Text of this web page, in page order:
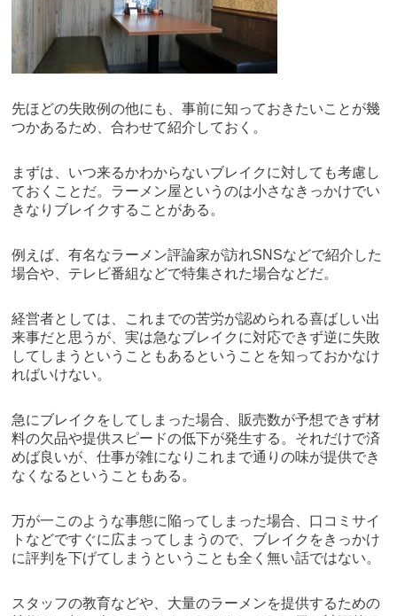
先ほどの失敗例の他にも、事前に知っておきたいことが幾
つかあるため、合わせて紹介しておく。
まずは、いつ来るかわからないブレイクに対しても考慮し
ておくことだ。ラーメン屋というのは小さなきっかけでい
きなりブレイクすることがある。
例えば、有名なラーメン評論家が訪れSNSなどで紹介した
場合や、テレビ番組などで特集された場合などだ。
経営者としては、これまでの苦労が認められる喜ばしい出
来事だと思うが、実は急なブレイクに対応できず逆に失敗
してしまうということもあるということを知っておかなけ
ればいけない。
急にブレイクをしてしまった場合、販売数が予想できず材
料の欠品や提供スピードの低下が発生する。それだけで済
めば良いが、仕事が雑になりこれまで通りの味が提供でき
なくなるということもある。
万が一このような事態に陥ってしまった場合、口コミサイ
トなどですぐに広まってしまうので、ブレイクをきっかけ
に評判を下げてしまうということも全く無い話ではない。
スタッフの教育などや、大量のラーメンを提供するための